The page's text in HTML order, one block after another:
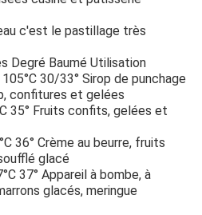
c'est le pastillage très
Degré Baumé Utilisation
30/33° Sirop de punchage
confitures et gelées
35° Fruits confits, gelées et
36° Crème au beurre, fruits
glacé
37° Appareil à bombe, à
glacés, meringue